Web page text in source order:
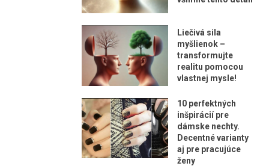
Liečivá sila
myšlienok –
transformujte
realitu pomocou
vlastnej mysle!
10 perfektných
inšpirácií pre
dámske nechty.
Decentné varianty
aj pre pracujúce
ženy